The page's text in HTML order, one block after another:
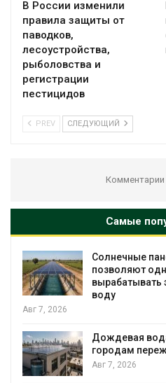
В России изменили
правила защиты от
паводков,
лесоустройства,
рыболовства и
регистрации
пестицидов
PREV СЛЕДУЮЩИЙ
Самые
Солнечные
позволяют
вырабатывать
воду
Авг 7, 2026
Дождевая
городам
Авг 7, 2026